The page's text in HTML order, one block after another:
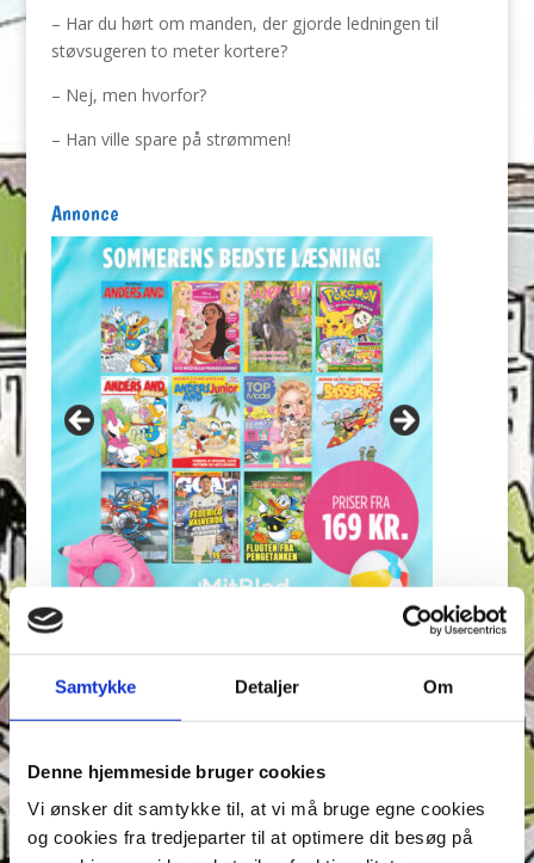
Samtykke Detaljer Om
Denne hjemmeside bruger cookies
Vi ønsker dit samtykke til, at vi må bruge egne cookies
og cookies fra tredjeparter til at optimere dit besøg på
– Har du hørt om manden, der gjorde ledningen til
støvsugeren to meter kortere?
– Nej, men hvorfor?
– Han ville spare på strømmen!
Annonce
Seneste indlæg
Krydsen, Find skyggen og Find ord – Test din
opmærksomhed i Anders And!
Konkurrence: Opfinderkonkurrence
Find ord & Sudoku – Test din opmærksomhed i Anders